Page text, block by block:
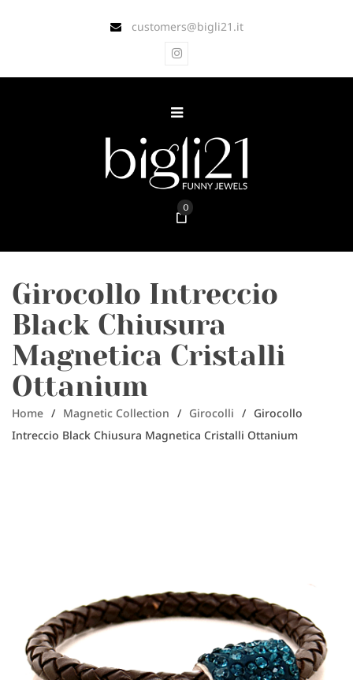
customers@bigli21.it
0
Girocollo Intreccio
Black Chiusura
Magnetica Cristalli
Ottanium
Home / Magnetic Collection / Girocolli / Girocollo
Intreccio Black Chiusura Magnetica Cristalli Ottanium